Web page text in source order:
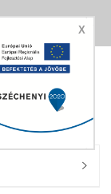
 

X